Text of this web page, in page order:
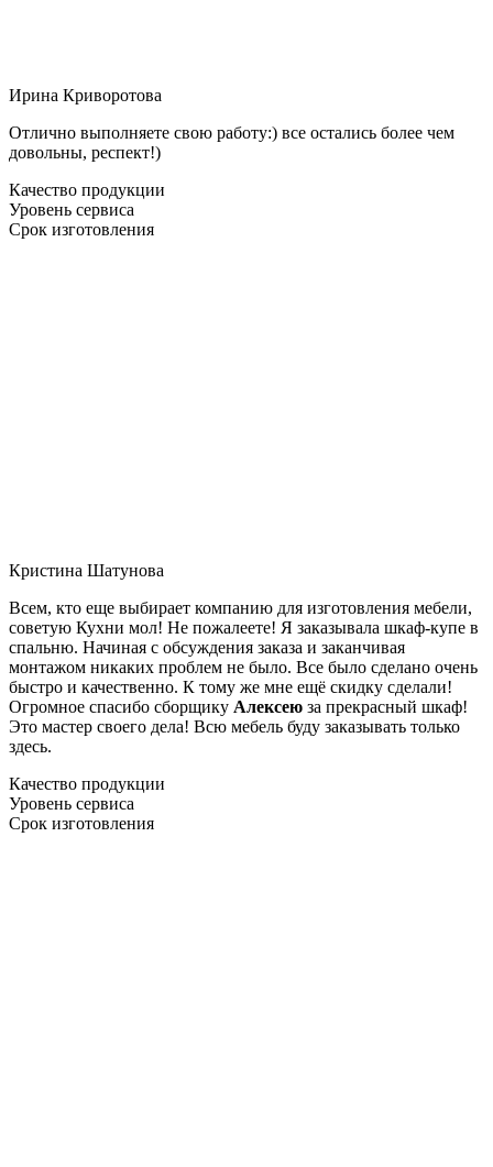
Ирина Криворотова
Отлично выполняете свою работу:) все остались более чем
довольны, респект!)
Качество продукции
Уровень сервиса
Срок изготовления
Кристина Шатунова
Всем, кто еще выбирает компанию для изготовления мебели,
советую Кухни мол! Не пожалеете! Я заказывала шкаф-купе в
спальню. Начиная с обсуждения заказа и заканчивая
монтажом никаких проблем не было. Все было сделано очень
быстро и качественно. К тому же мне ещё скидку сделали!
Огромное спасибо сборщику Алексею за прекрасный шкаф!
Это мастер своего дела! Всю мебель буду заказывать только
здесь.
Качество продукции
Уровень сервиса
Срок изготовления